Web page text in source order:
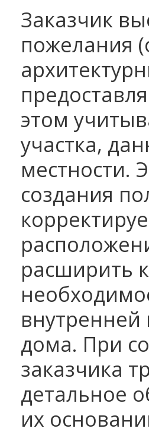
Заказчик
пожелания
этом
участка,
местности.
создания
расширить
дома. При
заказчика
детальное
их